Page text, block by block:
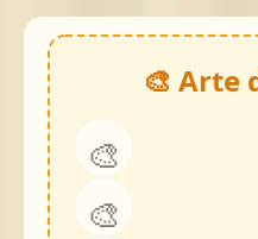
🎨 Arte
🎨
🎨